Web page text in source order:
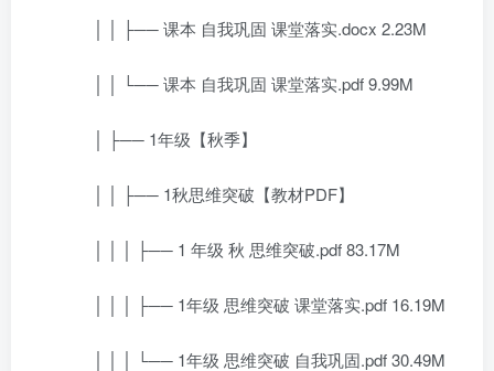
│ │ ├── 课本 自我巩固 课堂落实.docx 2.23M
│ │ └── 课本 自我巩固 课堂落实.pdf 9.99M
│ ├── 1年级【秋季】
│ │ ├── 1秋思维突破【教材PDF】
│ │ │ ├── 1 年级 秋 思维突破.pdf 83.17M
│ │ │ ├── 1年级 思维突破 课堂落实.pdf 16.19M
│ │ │ └── 1年级 思维突破 自我巩固.pdf 30.49M